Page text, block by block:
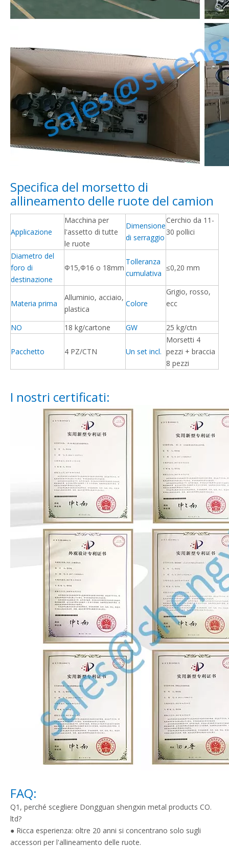
Specifica del morsetto di
allineamento delle ruote del camion
Applicazione
Macchina per
l'assetto di tutte
le ruote
Dimensione
di serraggio
Cerchio da 11-
30 pollici
Diametro del
foro di
destinazione
Φ15,Φ16 o 18mm
Tolleranza
cumulativa
≤0,20 mm
Materia prima
Alluminio, acciaio,
plastica
Colore
Grigio, rosso,
ecc
NO 18 kg/cartone GW 25 kg/ctn
Pacchetto 4 PZ/CTN Un set incl.
Morsetti 4
pezzi + braccia
8 pezzi
I nostri certificati:
FAQ:
Q1, perché scegliere Dongguan shengxin metal products CO.
ltd?
● Ricca esperienza: oltre 20 anni si concentrano solo sugli
accessori per l'allineamento delle ruote.